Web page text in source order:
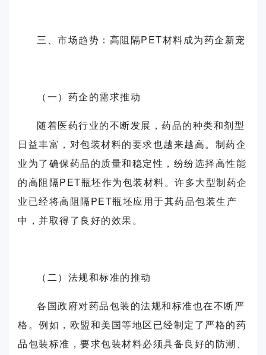
三、市场趋势：高阻隔PET材料成为药企新宠
（一）药企的需求推动
随着医药行业的不断发展，药品的种类和剂型
日益丰富，对包装材料的要求也越来越高。制药企
业为了确保药品的质量和稳定性，纷纷选择高性能
的高阻隔PET瓶坯作为包装材料。许多大型制药企
业已经将高阻隔PET瓶坯应用于其药品包装生产
中，并取得了良好的效果。
（二）法规和标准的推动
各国政府对药品包装的法规和标准也在不断严
格。例如，欧盟和美国等地区已经制定了严格的药
品包装标准，要求包装材料必须具备良好的防潮、